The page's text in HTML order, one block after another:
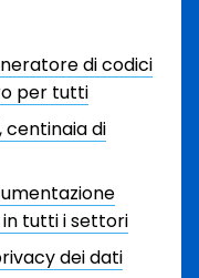
di codici
per tutti
centinaia di
tutti i settori
dei dati